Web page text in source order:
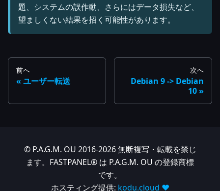
題、システムの誤作動、さらにはデータ損失など、
望ましくない結果を招く可能性があります。
前へ
ユーザー転送
次へ
Debian 9 -> Debian
10
© P.A.G.M. OU 2016-2026 無断複写・転載を禁じ
ます。FASTPANEL® は P.A.G.M. OU の登録商標
です。
ホスティング提供: kodu.cloud ❤️